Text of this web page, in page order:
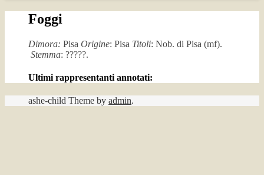
Foggi
Dimora: Pisa Origine: Pisa Titoli: Nob. di Pisa (mf).
Stemma: ?????.
Ultimi rappresentanti annotati:
ashe-child Theme by admin.